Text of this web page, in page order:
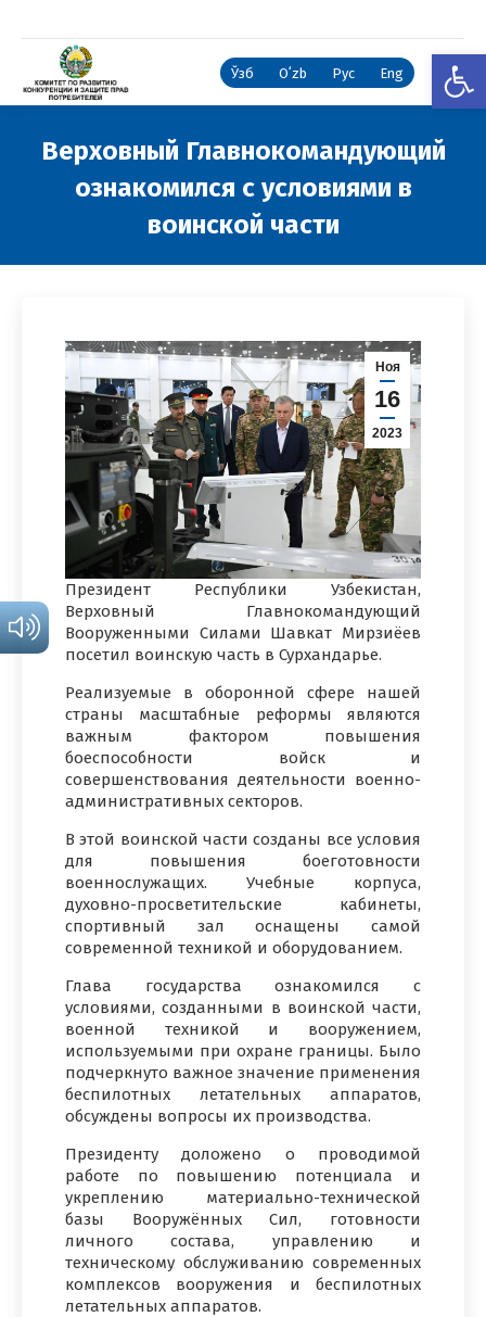
Ўзб Oʻzb Рус Eng
Верховный Главнокомандующий
ознакомился с условиями в
воинской части
Ноя
16
2023
Президент Республики Узбекистан,
Верховный Главнокомандующий
Вооруженными Силами Шавкат Мирзиёев
посетил воинскую часть в Сурхандарье.
Реализуемые в оборонной сфере нашей
страны масштабные реформы являются
важным фактором повышения
боеспособности войск и
совершенствования деятельности военно-
административных секторов.
В этой воинской части созданы все условия
для повышения боеготовности
военнослужащих. Учебные корпуса,
духовно-просветительские кабинеты,
спортивный зал оснащены самой
современной техникой и оборудованием.
Глава государства ознакомился с
условиями, созданными в воинской части,
военной техникой и вооружением,
используемыми при охране границы. Было
подчеркнуто важное значение применения
беспилотных летательных аппаратов,
обсуждены вопросы их производства.
Президенту доложено о проводимой
работе по повышению потенциала и
укреплению материально-технической
базы Вооружённых Сил, готовности
личного состава, управлению и
техническому обслуживанию современных
комплексов вооружения и беспилотных
летательных аппаратов.